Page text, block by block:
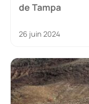
de Tampa
26 juin 2024